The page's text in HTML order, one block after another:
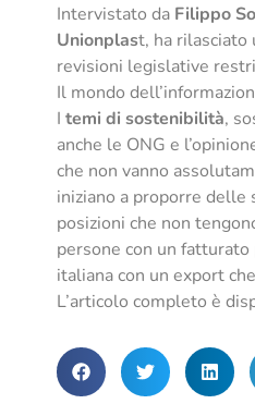
Intervistato da Filippo
Unionplast, ha rilasciato
revisioni legislative
Il mondo
I temi di sostenibilità,
anche le ONG e
che non vanno
iniziano a proporre delle
posizioni che non
persone con un
italiana con un export
L’articolo completo è